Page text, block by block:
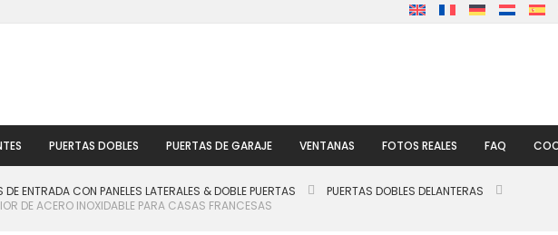
PUERTAS DOBLES PUERTAS DE GARAJE VENTANAS FOTOS REALES FAQ
DE ENTRADA CON PANELES LATERALES & DOBLE PUERTAS
PUERTAS DOBLES DELANTERAS
DE ACERO INOXIDABLE PARA CASAS FRANCESAS